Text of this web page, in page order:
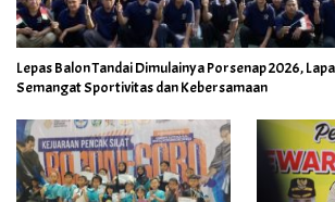
Lepas Balon Tandai Dimulainya Porsenap 2026,
Semangat Sportivitas dan Kebersamaan